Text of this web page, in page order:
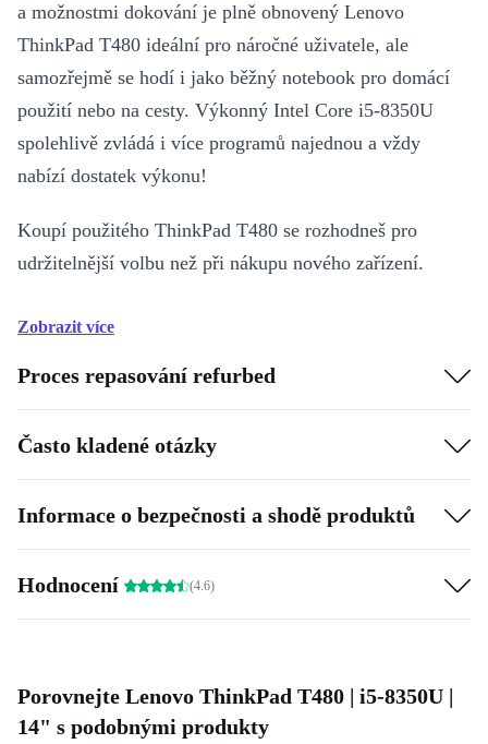
a možnostmi dokování je plně obnovený Lenovo
ThinkPad T480 ideální pro náročné uživatele, ale
samozřejmě se hodí i jako běžný notebook pro domácí
použití nebo na cesty. Výkonný Intel Core i5-8350U
spolehlivě zvládá i více programů najednou a vždy
nabízí dostatek výkonu!
Koupí použitého ThinkPad T480 se rozhodneš pro
udržitelnější volbu než při nákupu nového zařízení.
Zobrazit více
Proces repasování refurbed
Často kladené otázky
Informace o bezpečnosti a shodě produktů
Hodnocení (4.6)
Porovnejte Lenovo ThinkPad T480 | i5-8350U |
14" s podobnými produkty